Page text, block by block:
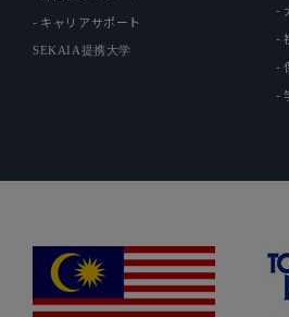
- キャリアサポート
SEKAIA提携大学
-
-
-
-